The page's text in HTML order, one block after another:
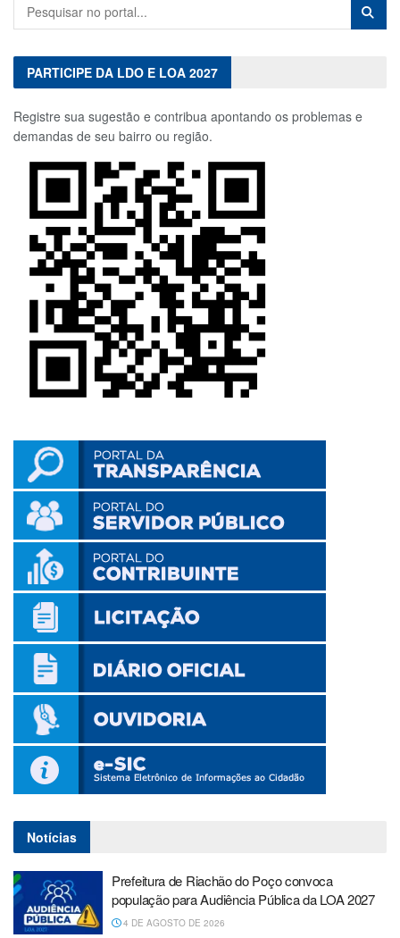
PARTICIPE DA LDO E LOA 2027
Registre sua sugestão e contribua apontando os problemas e
demandas de seu bairro ou região.
Notícias
Prefeitura de Riachão do Poço convoca
população para Audiência Pública da LOA 2027
4 DE AGOSTO DE 2026